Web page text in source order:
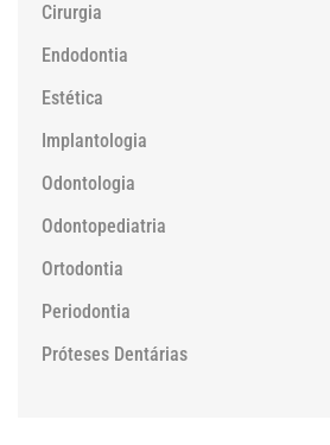
Cirurgia
Endodontia
Estética
Implantologia
Odontologia
Odontopediatria
Ortodontia
Periodontia
Próteses Dentárias